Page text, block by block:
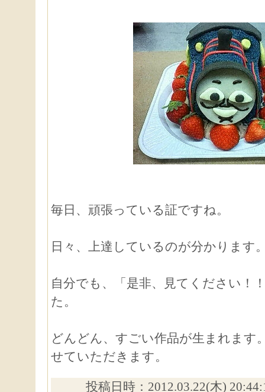
毎日、頑張っている証ですね。
日々、上達しているのが分かります
自分でも、「是非、見てください！
た。
どんどん、すごい作品が生まれます
せていただきます。
投稿日時：2012.03.22(木)